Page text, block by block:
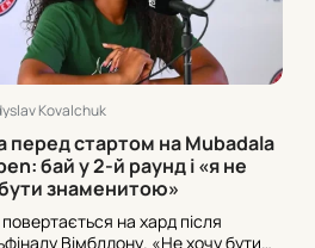
Kovalchuk
перед стартом на Mubadala
бай у 2-й раунд і «я не
знаменитою»
на хард після
Вімблдону. «Не хочу бути